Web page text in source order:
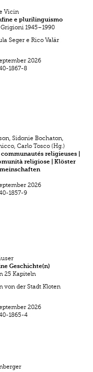
Vicin
e plurilinguismo
1945–1990
Seger e Rico Valär
2026
1867-8
Sidonie Bochaton,
Carlo Tosco (Hg.)
religieuses |
religiose | Klöster
2026
1857-9
Geschichte(n)
25 Kapiteln
von der Stadt Kloten
2026
1865-4